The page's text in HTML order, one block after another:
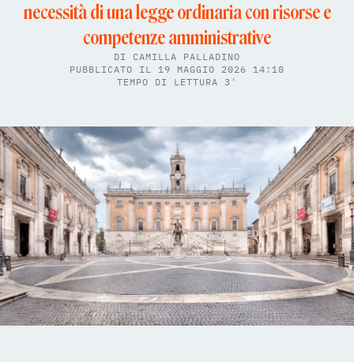
necessità di una legge ordinaria con risorse e
competenze amministrative
DI CAMILLA PALLADINO
PUBBLICATO IL 19 MAGGIO 2026 14:10
TEMPO DI LETTURA 3'